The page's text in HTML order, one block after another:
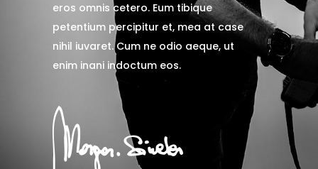
eros omnis cetero. Eum tibique
petentium percipitur et, mea at case
nihil iuvaret. Cum ne odio aeque, ut
enim inani indoctum eos.